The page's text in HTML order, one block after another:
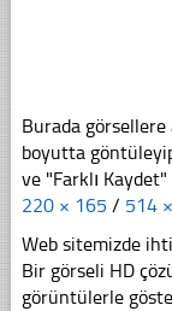
Burada
boyutta
ve "Farklı
220 × 165 / 514
Web sitemizde
Bir görseli HD
görüntülerle